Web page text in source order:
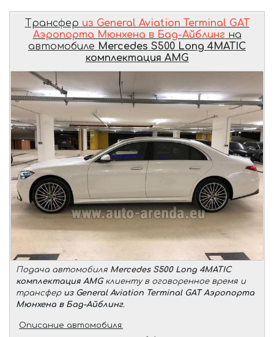
Трансфер из General Aviation Terminal GAT
Аэропорта Мюнхена в Бад-Айблинг на
автомобиле Mercedes S500 Long 4MATIC
комплектация AMG
Подача автомобиля Mercedes S500 Long 4MATIC
комплектация AMGклиенту в оговоренное время и
трансфер из General Aviation Terminal GAT Аэропорта
Мюнхена в Бад-Айблинг.
Описание автомобиля: